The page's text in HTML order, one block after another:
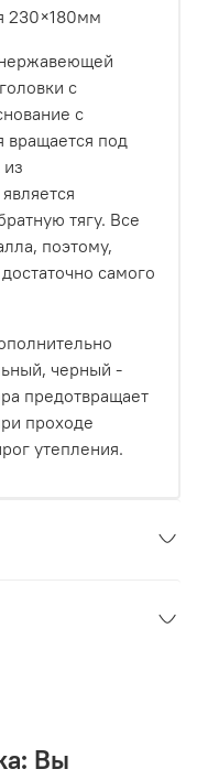
230×180мм
нержавеющей
с
с
под
тягу. Все
поэтому,
самого
черный -
предотвращает
проходе
утепления.
Вы